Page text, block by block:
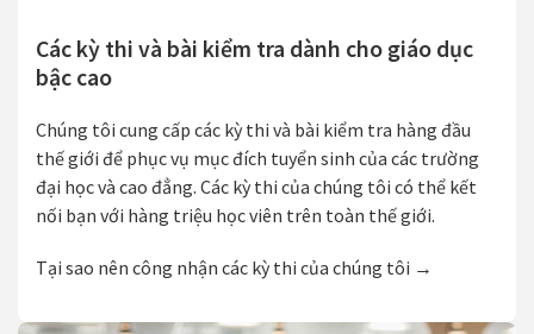
Các kỳ thi và bài kiểm tra dành cho giáo dục
bậc cao
Chúng tôi cung cấp các kỳ thi và bài kiểm tra hàng đầu
thế giới để phục vụ mục đích tuyển sinh của các trường
đại học và cao đẳng. Các kỳ thi của chúng tôi có thể kết
nối bạn với hàng triệu học viên trên toàn thế giới.
Tại sao nên công nhận các kỳ thi của chúng tôi →